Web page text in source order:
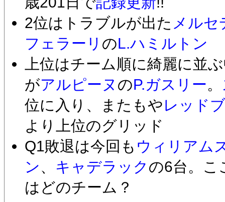
2位はトラブルが出た メルセ
フェラーリ のL.ハミルトン
上位はチーム順に綺麗に並
がアルピーヌ のP.ガスリー。
位に入り、またもやレッド
より上位のグリッド
Q1敗退は今回も ウィリアム
ン、 キャデラック の6台。こ
はどのチーム？